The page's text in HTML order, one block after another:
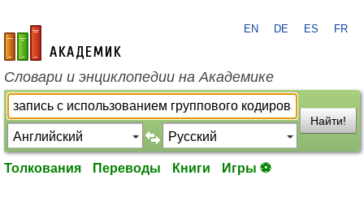
academic.ru
EN DE ES FR
Словари и энциклопедии на Академике
Найти!
Толкования Переводы Книги Игры ⚽